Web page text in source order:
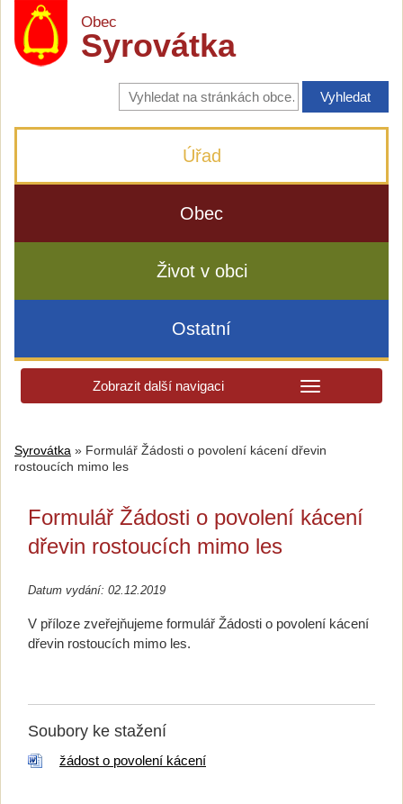
Obec
Syrovátka
Vyhledávání
na
stránkách
Úřad
Obec
Život v obci
Ostatní
Zobrazit další navigaci
Syrovátka » Formulář Žádosti o povolení kácení dřevin
rostoucích mimo les
Formulář Žádosti o povolení kácení
dřevin rostoucích mimo les
Datum vydání: 02.12.2019
V příloze zveřejňujeme formulář Žádosti o povolení kácení
dřevin rostoucích mimo les.
Soubory ke stažení
žádost o povolení kácení